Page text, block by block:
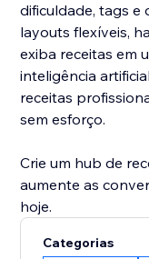
dificuldade, tags e
layouts flexíveis,
exiba receitas em
inteligência
receitas
sem esforço.
Crie um hub de
aumente as
hoje.
Categorias